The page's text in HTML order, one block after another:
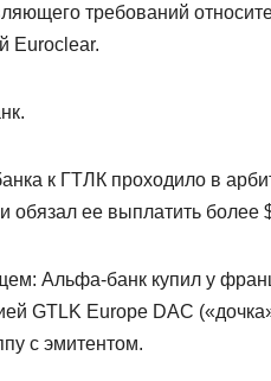
требований
Euroclear.
к ГТЛК проходило в
обязал ее выплатить более
Альфа-банк купил у
GTLK Europe DAC
с эмитентом.